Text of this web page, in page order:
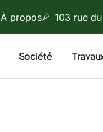
À propos 103 rue
Société